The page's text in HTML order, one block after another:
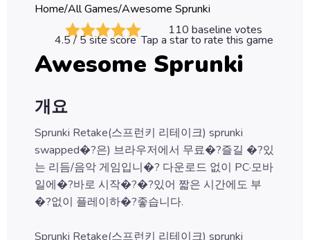
Games
Car
Games
Games
Puzzle
Games
Home/All Games/Awesome Sprunki
110 baseline votes
4.5/ 5 site score Tap a star to rate this game
Awesome Sprunki
개요
Sprunki Retake(스프런키 리테이크) sprunki
swapped�?은) 브라우저에서 무료�?즐길 �?있
는 리듬/음악 게임입니�? 다운로드 없이 PC·모바
일에�?바로 시작�?�?있어 짧은 시간에도 부
�?없이 플레이하�?좋습니다.
Sprunki Retake(스프런키 리테이크) sprunki